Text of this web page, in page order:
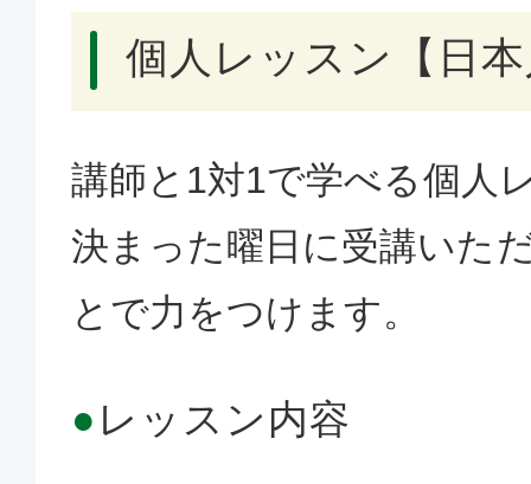
個人レッスン【日
講師と1対1で学べる個人
決まった曜日に受講いた
とで力をつけます。
● レッスン内容